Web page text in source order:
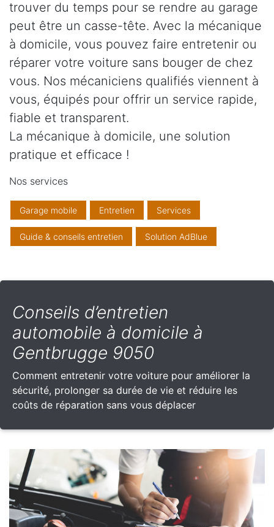
trouver du temps pour se rendre au garage
peut être un casse-tête. Avec la mécanique
à domicile, vous pouvez faire entretenir ou
réparer votre voiture sans bouger de chez
vous. Nos mécaniciens qualifiés viennent à
vous, équipés pour offrir un service rapide,
fiable et transparent.
La mécanique à domicile, une solution
pratique et efficace !
Nos services
Garage mobile Entretien Services
Guide & conseils entretien Solution AdBlue
Conseils d’entretien
automobile à domicile à
Gentbrugge 9050
Comment entretenir votre voiture pour améliorer la
sécurité, prolonger sa durée de vie et réduire les
coûts de réparation sans vous déplacer